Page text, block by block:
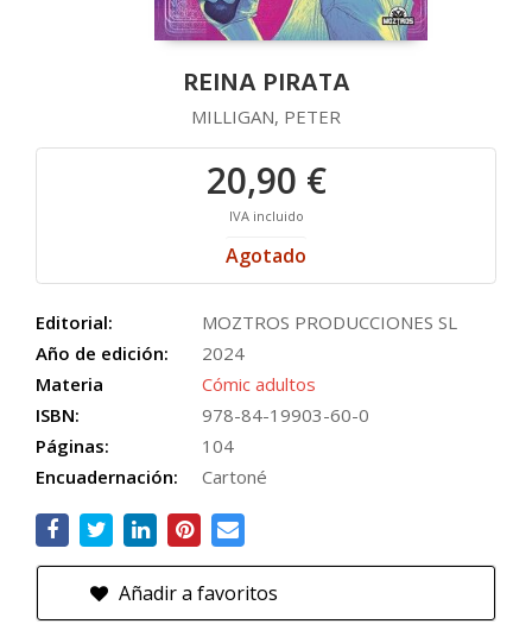
REINA PIRATA
MILLIGAN, PETER
20,90 €
IVA incluido
Agotado
Editorial:
MOZTROS PRODUCCIONES SL
Año de edición:
2024
Materia
Cómic adultos
ISBN:
978-84-19903-60-0
Páginas:
104
Encuadernación:
Cartoné
Añadir a favoritos